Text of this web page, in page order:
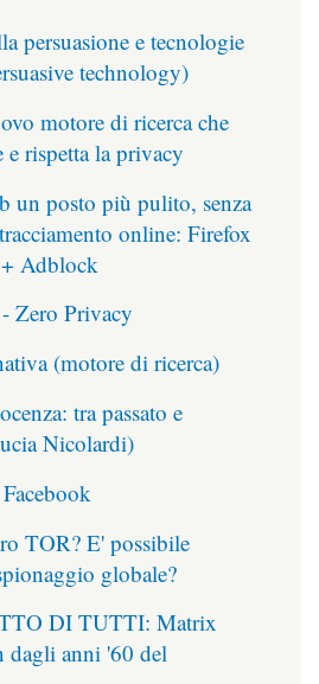
persuasione e tecnologie
technology)
motore di ricerca che
e rispetta la privacy
un posto più pulito, senza
online: Firefox
Adblock
Zero Privacy
(motore di ricerca)
tra passato e
Nicolardi)
TOR? E' possibile
globale?
DI TUTTI: Matrix
dagli anni '60 del